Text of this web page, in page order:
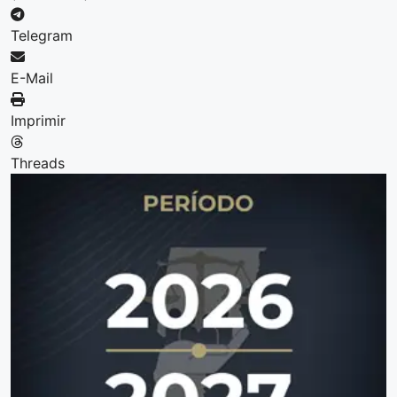
Telegram
E-Mail
Imprimir
Threads